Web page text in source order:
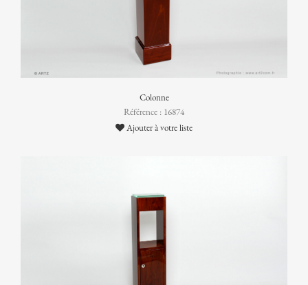
Colonne
Référence : 16874
Ajouter à votre liste